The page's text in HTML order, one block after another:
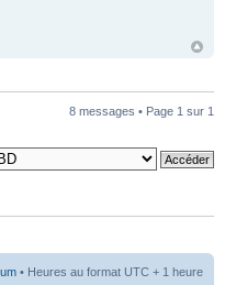
8 messages • Page 1 sur 1
• Heures au format UTC + 1 heure